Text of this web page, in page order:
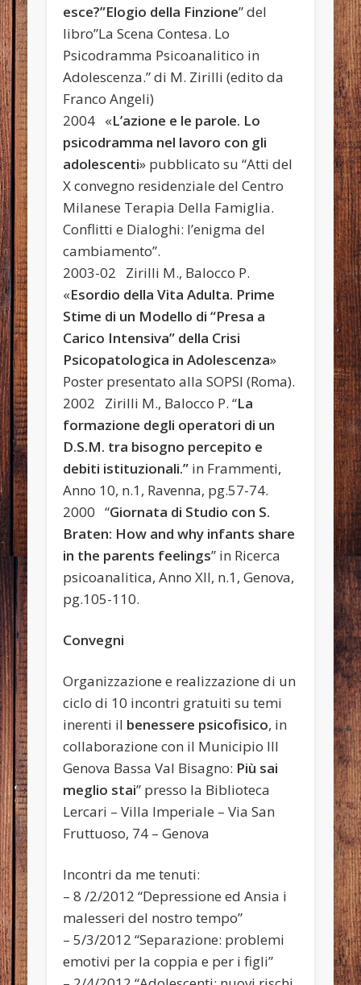
esce?”Elogio della Finzione” del
libro”La Scena Contesa. Lo
Psicodramma Psicoanalitico in
Adolescenza.” di M. Zirilli (edito da
Franco Angeli)
2004 «L’azione e le parole. Lo
psicodramma nel lavoro con gli
adolescenti» pubblicato su “Atti del
X convegno residenziale del Centro
Milanese Terapia Della Famiglia.
Conflitti e Dialoghi: l’enigma del
cambiamento”.
2003-02 Zirilli M., Balocco P.
«Esordio della Vita Adulta. Prime
Stime di un Modello di “Presa a
Carico Intensiva” della Crisi
Psicopatologica in Adolescenza»
Poster presentato alla SOPSI (Roma).
2002 Zirilli M., Balocco P. “La
formazione degli operatori di un
D.S.M. tra bisogno percepito e
debiti istituzionali.” in Frammenti,
Anno 10, n.1, Ravenna, pg.57-74.
2000 “Giornata di Studio con S.
Braten: How and why infants share
in the parents feelings” in Ricerca
psicoanalitica, Anno XII, n.1, Genova,
pg.105-110.
Convegni
Organizzazione e realizzazione di un
ciclo di 10 incontri gratuiti su temi
inerenti il benessere psicofisico, in
collaborazione con il Municipio III
Genova Bassa Val Bisagno: Più sai
meglio stai” presso la Biblioteca
Lercari – Villa Imperiale – Via San
Fruttuoso, 74 – Genova
Incontri da me tenuti:
– 8 /2/2012 “Depressione ed Ansia i
malesseri del nostro tempo”
– 5/3/2012 “Separazione: problemi
emotivi per la coppia e per i figli”